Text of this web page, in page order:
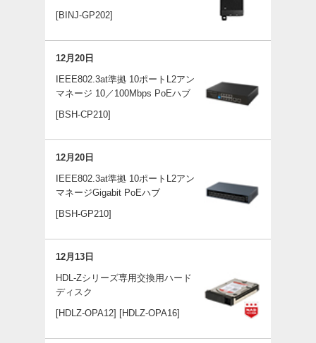
[BINJ-GP202]
12月20日
IEEE802.3at準拠 10ポートL2アン
マネージ 10／100Mbps PoEハブ
[BSH-CP210]
12月20日
IEEE802.3at準拠 10ポートL2アン
マネージGigabit PoEハブ​
[BSH-GP210]
12月13日
HDL-Zシリーズ専用交換用ハード
ディスク
[HDLZ-OPA12] [HDLZ-OPA16]